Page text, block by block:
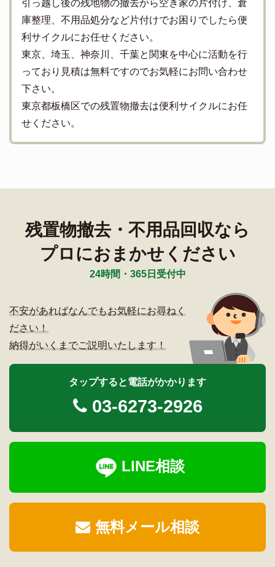
引っ越し後の残地物の撤去から空き家の片付け、倉
庫整理、不用品処分など片付けでお困りでしたら便
利サイクルにお任せください。
東京、埼玉、神奈川、千葉と関東を中心に活動を行
っており見積は無料ですのでお気軽にお問い合わせ
下さい。
東京都板橋区での残置物撤去は便利サイクルにお任
せください。
残置物撤去・不用品回収なら
プロにおまかせください
24時間・365日受付中
不安があればなんでもお気軽にお尋ねく
ださい！
納得がいくまでご説明いたします！
タップすると電話がかかります
03-6273-2926
LINE相談
無料メール相談